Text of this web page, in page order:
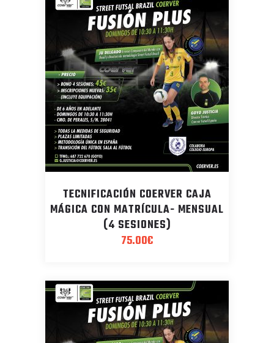
TECNIFICACIÓN COERVER CAJA
MÁGICA CON MATRÍCULA- MENSUAL
(4 SESIONES)
75.00€